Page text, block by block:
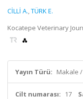
CİLLİ A.,TÜRK E.
Kocatepe Veterinary
Yayın Türü: Makale
Cilt numarası: 17